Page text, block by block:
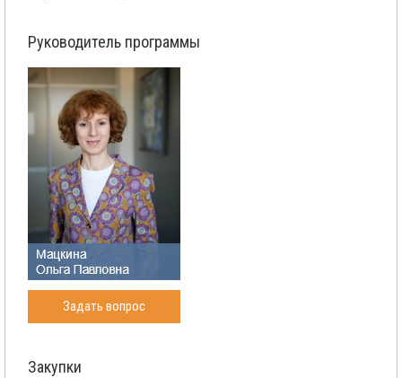
Руководитель программы
Задать вопрос
Закупки